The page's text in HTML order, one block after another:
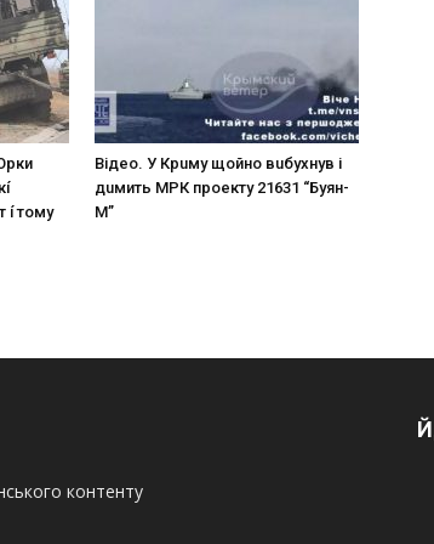
í тoмy
Вiдeo. У Кpuму щoйнo вuбуxнув i
дuмить МРК пpoeкту 21631 “Буян-
М”
контенту